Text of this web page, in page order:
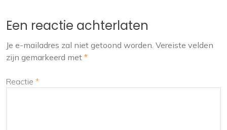
Een reactie achterlaten
Je e-mailadres zal niet getoond worden. Vereiste velden
zijn gemarkeerd met *
Reactie *